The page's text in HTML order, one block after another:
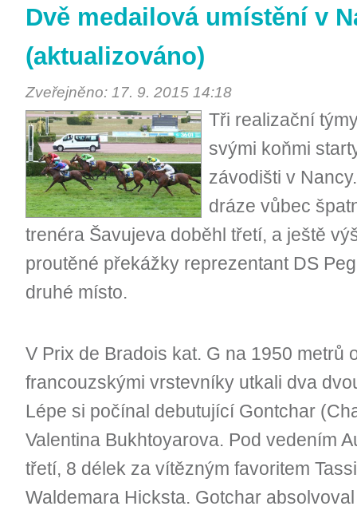
Dvě medailová umístění v
(aktualizováno)
Zveřejněno: 17. 9. 2015 14:18
Tři realizační
svými koňmi
závodišti v
dráze vůbec
trenéra Šavujeva doběhl třetí, a ještě
proutěné překážky reprezentant DS
druhé místo.
V Prix de Bradois kat. G na 1950 metrů
francouzskými vrstevníky utkali dva
Lépe si počínal debutující Gontchar
Valentina Bukhtoyarova. Pod vedením
třetí, 8 délek za vítězným favoritem
Waldemara Hicksta. Gotchar